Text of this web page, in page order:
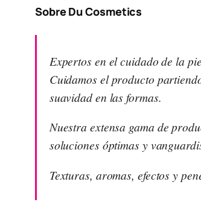
Sobre Du Cosmetics
Expertos en el cuidado de la
Cuidamos el producto
suavidad en las formas.
Nuestra extensa gama de
soluciones óptimas y
Texturas, aromas, efectos y